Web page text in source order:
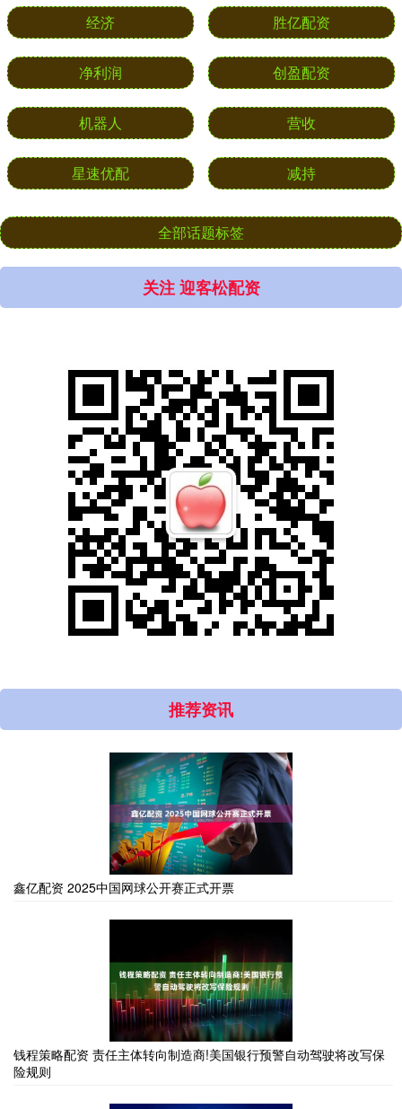
经济 胜亿配资
净利润 创盈配资
机器人 营收
星速优配 减持
全部话题标签
关注 迎客松配资
推荐资讯
鑫亿配资 2025中国网球公开赛正式开票
钱程策略配资 责任主体转向制造商!美国银行预警自动驾驶将改写保
险规则